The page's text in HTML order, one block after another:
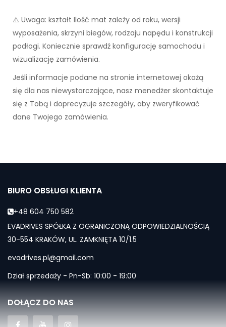
⚠️ Uwaga: kształt Ilość mat zależy od roku, wersji
wyposażenia, skrzyni biegów, rodzaju napędu i konstrukcji
podłogi. Koniecznie sprawdź konfigurację samochodu i
wizualizację zamówienia.
Jeśli informacje podane na stronie internetowej okażą
się dla nas niewystarczające, nasz menedżer skontaktuje
się z Tobą i doprecyzuje szczegóły, aby zweryfikować
dane Twojego zamówienia.
BIURO OBSŁUGI KLIENTA
+48 604 750 582
EVADRIVES SPÓŁKA Z OGRANICZONĄ ODPOWIEDZIALNOŚCIĄ
30-554 KRAKÓW, UL. ZAMKNIĘTA 10/1.5
evadrives.pl@gmail.com
Dział sprzedaży - Pn-Sb: 10:00 - 19:00
DOŁĄCZ DO NAS